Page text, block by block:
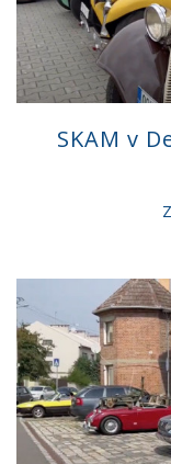
SKAM v